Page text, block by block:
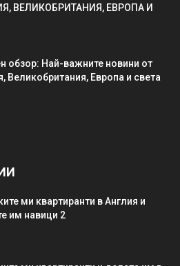
ВЕЛИКОБРИТАНИЯ, ЕВРОПА И
обзор: Най-важните новини от
Великобритания, Европа и света
ми квартиранти в Англия и
им навици 2